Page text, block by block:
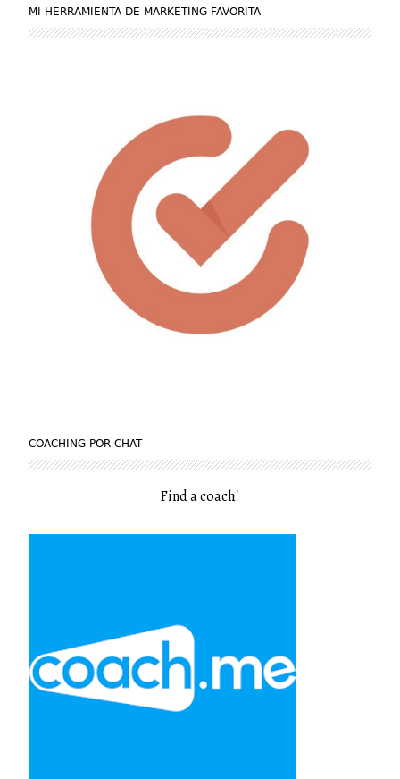
MI HERRAMIENTA DE MARKETING FAVORITA
COACHING POR CHAT
Find a coach!